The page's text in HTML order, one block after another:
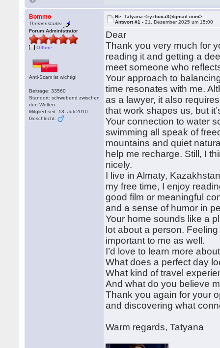
Bommo
Themenstarter
Forum Administrator
Offline
Anti-Scam ist wichtig!
Beiträge: 33560
Standort: schwebend zwischen
den Welten
Mitglied seit: 13. Juli 2010
Geschlecht:
Re: Tatyana <ryzhuxa3@gmail.com>
Antwort #1 -21. Dezember 2025 um 15:00
Dear
Thank you very much for
reading it and getting a
meet someone who
Your approach to
time resonates with me.
as a lawyer, it also
that work shapes us, but
Your connection to water
swimming all speak of
mountains and quiet
help me recharge. Still, I
nicely.
I live in Almaty,
my free time, I enjoy
good film or meaningful
and a sense of humor in
Your home sounds like a
lot about a person.
important to me as well.
I’d love to learn more
What does a perfect day
What kind of travel
And what do you believe
Thank you again for your
and discovering what
Warm regards, Tatyana